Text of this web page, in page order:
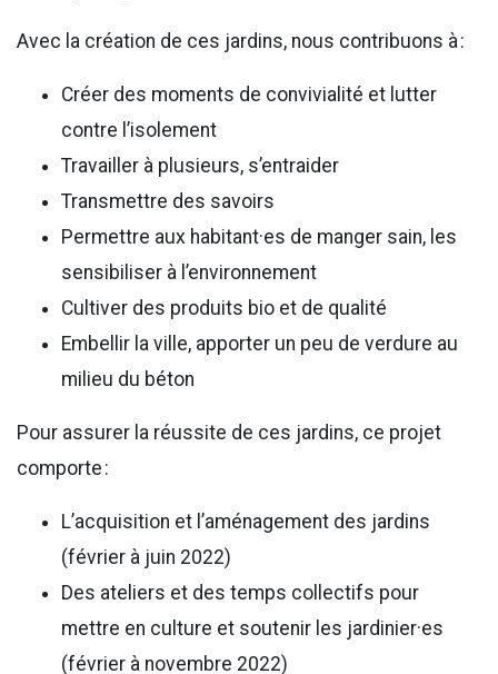
Avec la création de ces jardins, nous contribuons à :
Créer des moments de convivialité et lutter
contre l’isolement
Travailler à plusieurs, s’entraider
Transmettre des savoirs
Permettre aux habitant·es de manger sain, les
sensibiliser à l’environnement
Cultiver des produits bio et de qualité
Embellir la ville, apporter un peu de verdure au
milieu du béton
Pour assurer la réussite de ces jardins, ce projet
comporte :
L’acquisition et l’aménagement des jardins
(février à juin 2022)
Des ateliers et des temps collectifs pour
mettre en culture et soutenir les jardinier·es
(février à novembre 2022)